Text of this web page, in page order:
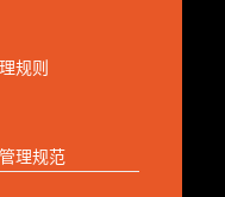
规则
理规范